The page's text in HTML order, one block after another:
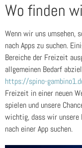
Wo finden
Wenn wir uns umsehen,
nach Apps zu suchen.
Bereiche der Freizeit
allgemeinen Bedarf
https://spino-
Freizeit in einer neuen
spielen und unsere
wichtig, dass wir unsere
nach einer App suchen.